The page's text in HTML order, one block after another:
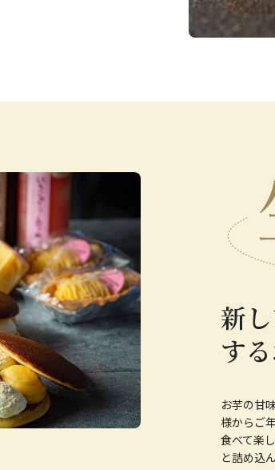
新
す
お芋の甘
様からご
食べて楽
と詰め込